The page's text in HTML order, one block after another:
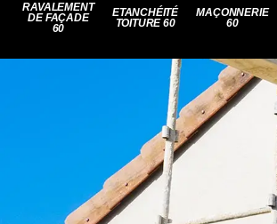
RAVALEMENT
DE FAÇADE
60
ETANCHÉITÉ
TOITURE 60
MAÇONNERIE
60